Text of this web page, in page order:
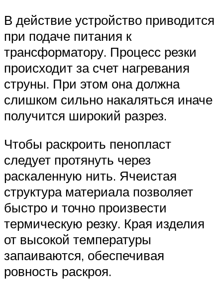
В действие устройство приводится
при подаче питания к
трансформатору. Процесс резки
происходит за счет нагревания
струны. При этом она должна
слишком сильно накаляться иначе
получится широкий разрез.
Чтобы раскроить пенопласт
следует протянуть через
раскаленную нить. Ячеистая
структура материала позволяет
быстро и точно произвести
термическую резку. Края изделия
от высокой температуры
запаиваются, обеспечивая
ровность раскроя.